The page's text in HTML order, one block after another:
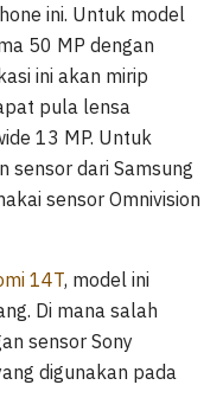
ini. Untuk model
50 MP dengan
ini akan mirip
pula lensa
13 MP. Untuk
sensor dari Samsung
sensor Omnivision
14T, model ini
Di mana salah
sensor Sony
digunakan pada